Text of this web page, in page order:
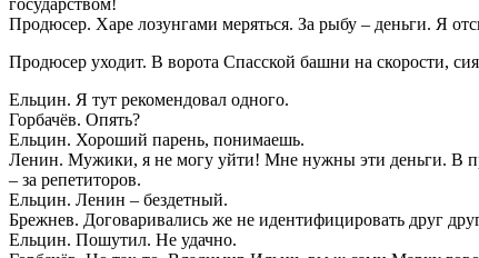
Продюсер. Харе лозунгами меряться. За рыбу – деньги. Я
Продюсер уходит. В ворота Спасской башни на скорости,
Ельцин. Я тут рекомендовал одного.
Горбачёв. Опять?
Ельцин. Хороший парень, понимаешь.
Ленин. Мужики, я не могу уйти! Мне нужны эти деньги. В
– за репетиторов.
Ельцин. Ленин – бездетный.
Брежнев. Договаривались же не идентифицировать друг
Ельцин. Пошутил. Не удачно.